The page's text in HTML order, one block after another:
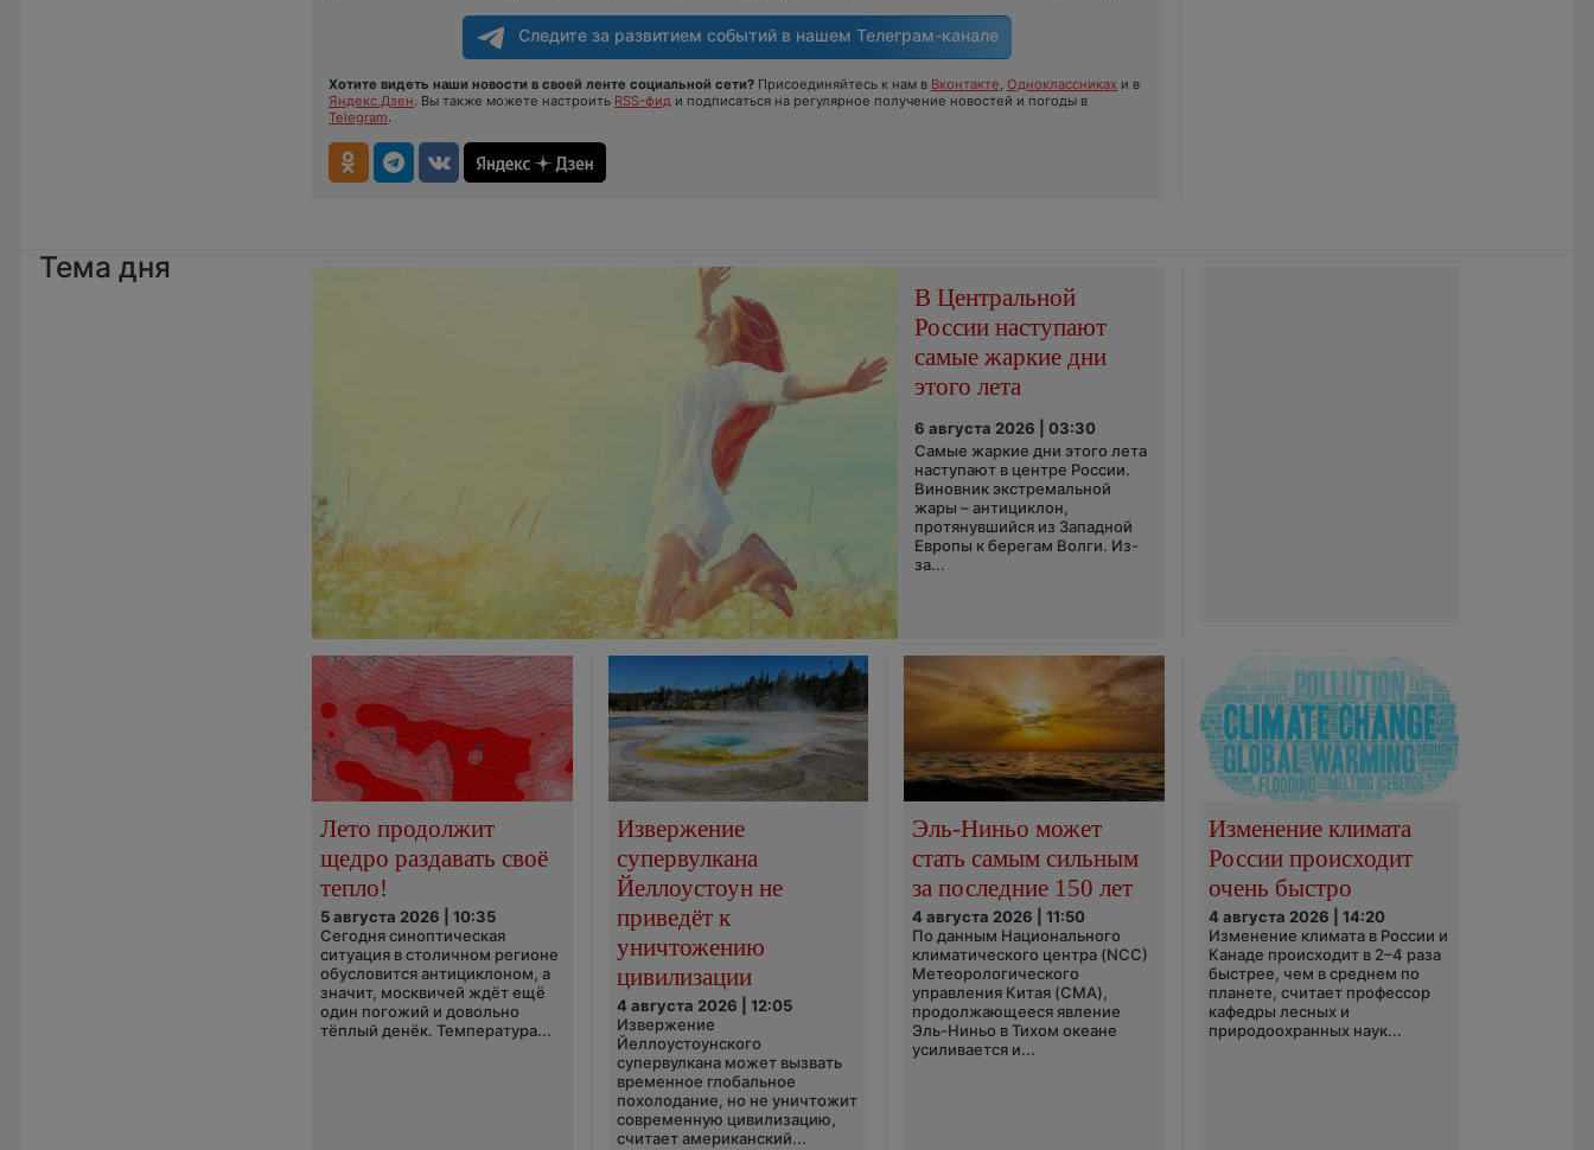
Следите за развитием событий в нашем Телеграм-канале
Хотите видеть наши новости в своей ленте социальной сети?Присоединяйтесь к нам в Вконтакте, Одноклассникахи в
Яндекс.Дзен. Вы также можете настроить RSS-фиди подписаться на регулярное получение новостей и погоды в
Telegram.
Тема дня
В Центральной
России наступают
самые жаркие дни
этого лета
6 августа 2026 | 03:30
Самые жаркие дни этого лета
наступают в центре России.
Виновник экстремальной
жары – антициклон,
протянувшийся из Западной
Европы к берегам Волги. Из-
за...
Лето продолжит
щедро раздавать своё
тепло!
5 августа 2026 | 10:35
Сегодня синоптическая
ситуация в столичном регионе
обусловится антициклоном, а
значит, москвичей ждёт ещё
один погожий и довольно
тёплый денёк. Температура...
Извержение
супервулкана
Йеллоустоун не
приведёт к
уничтожению
цивилизации
4 августа 2026 | 12:05
Извержение
Йеллоустоунского
супервулкана может вызвать
временное глобальное
похолодание, но не уничтожит
современную цивилизацию,
считает американский...
Эль-Ниньо может
стать самым сильным
за последние 150 лет
4 августа 2026 | 11:50
По данным Национального
климатического центра (NCC)
Метеорологического
управления Китая (CMA),
продолжающееся явление
Эль-Ниньо в Тихом океане
усиливается и...
Изменение климата
России происходит
очень быстро
4 августа 2026 | 14:20
Изменение климата в России и
Канаде происходит в 2–4 раза
быстрее, чем в среднем по
планете, считает профессор
кафедры лесных и
природоохранных наук...